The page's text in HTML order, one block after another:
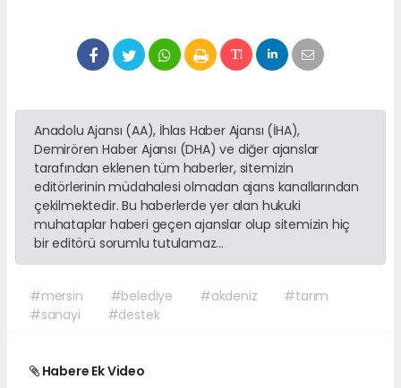
Anadolu Ajansı (AA), İhlas Haber Ajansı (İHA),
Demirören Haber Ajansı (DHA) ve diğer ajanslar
tarafından eklenen tüm haberler, sitemizin
editörlerinin müdahalesi olmadan ajans kanallarından
çekilmektedir. Bu haberlerde yer alan hukuki
muhataplar haberi geçen ajanslar olup sitemizin hiç
bir editörü sorumlu tutulamaz...
#mersin #belediye #akdeniz
#tarım
#sanayi
#destek
Habere Ek Video